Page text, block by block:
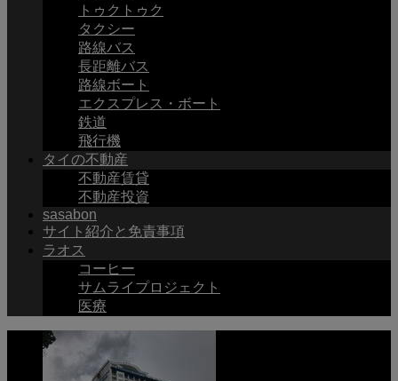
トゥクトゥク
タクシー
路線バス
長距離バス
路線ボート
エクスプレス・ボート
鉄道
飛行機
タイの不動産
不動産賃貸
不動産投資
sasabon
サイト紹介と免責事項
ラオス
コーヒー
サムライプロジェクト
医療